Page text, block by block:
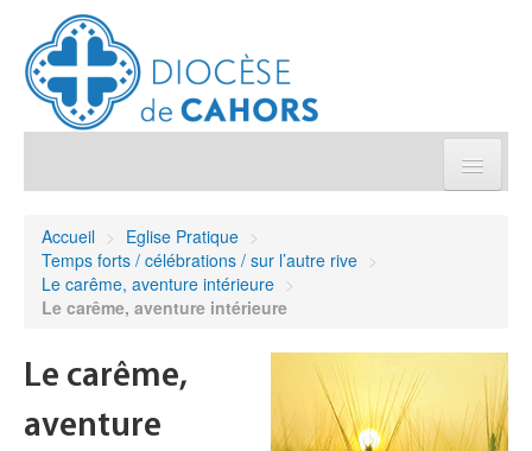
Démarches et sacrements
Accueil > Eglise Pratique >
Temps forts / célébrations / sur l’autre rive >
Le carême, aventure intérieure >
Le carême, aventure intérieure
Le carême,
aventure